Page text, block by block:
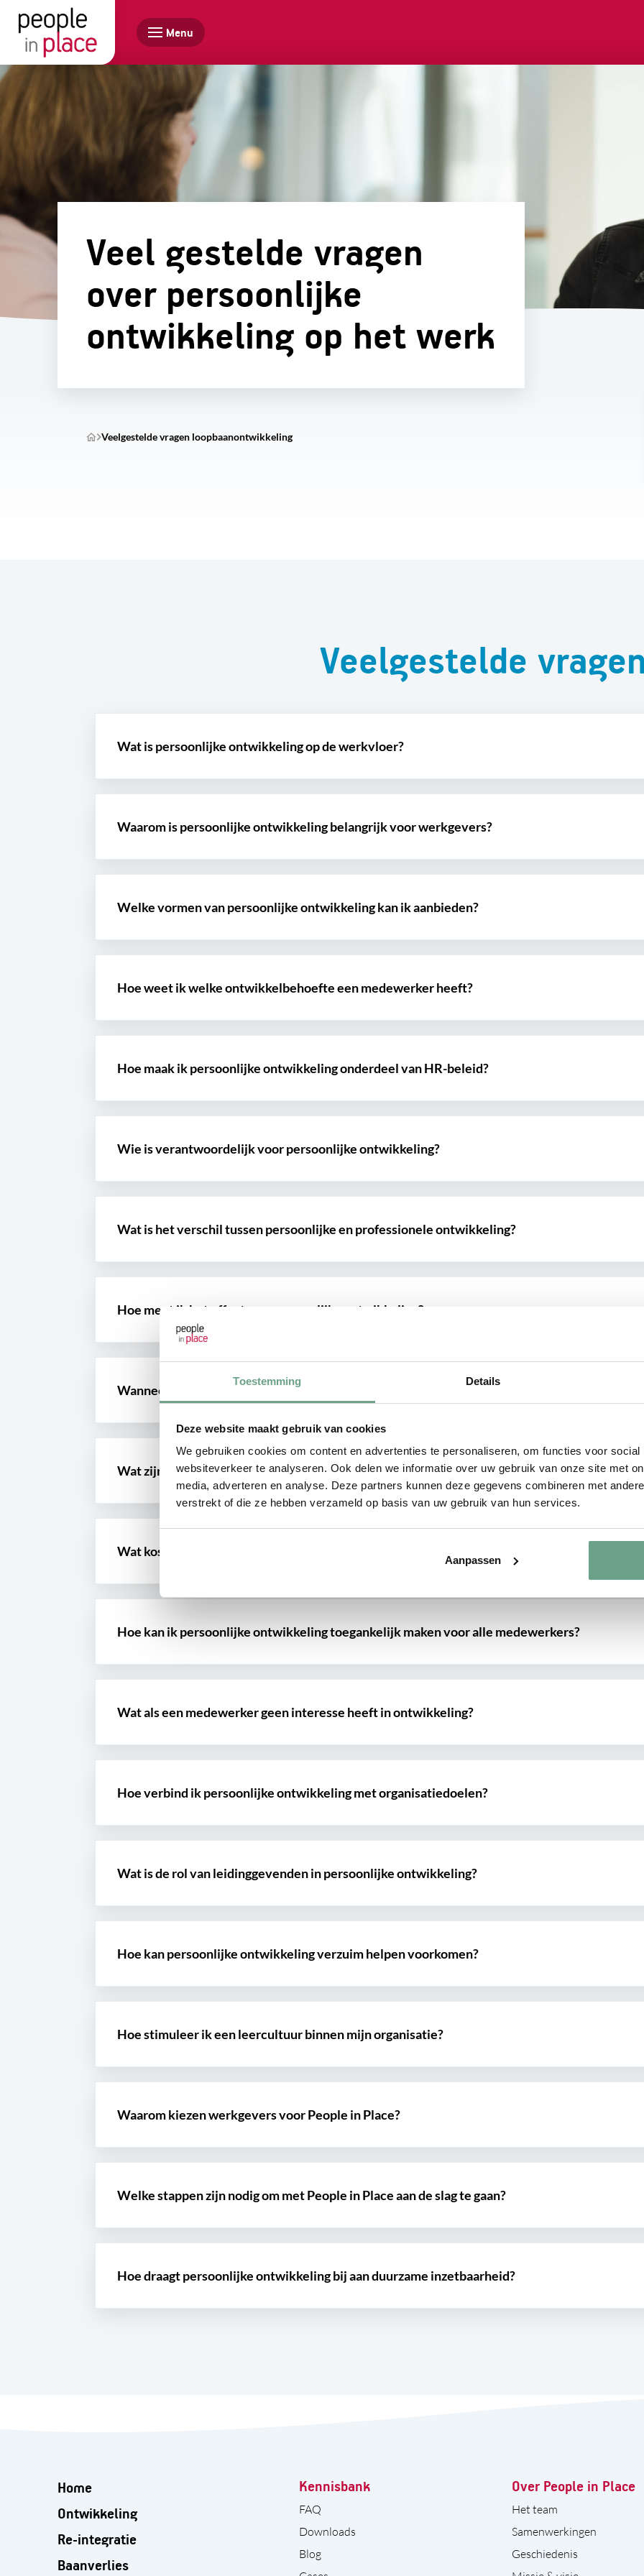
Toestemming Details
Deze website maakt gebruik van cookies
We gebruiken cookies om content en advertenties te personaliseren, om functies voor
websiteverkeer te analyseren. Ook delen we informatie over uw gebruik van onze site met
media, adverteren en analyse. Deze partners kunnen deze gegevens combineren met
verstrekt of die ze hebben verzameld op basis van uw gebruik van hun services.
Aanpassen
Menu
Veel gestelde vragen
over persoonlijke
ontwikkeling op het werk
Veelgestelde vragen loopbaanontwikkeling
Veelgestelde
Wat is persoonlijke ontwikkeling op de werkvloer?
Waarom is persoonlijke ontwikkeling belangrijk voor werkgevers?
Welke vormen van persoonlijke ontwikkeling kan ik aanbieden?
Hoe weet ik welke ontwikkelbehoefte een medewerker heeft?
Hoe maak ik persoonlijke ontwikkeling onderdeel van HR-beleid?
Wie is verantwoordelijk voor persoonlijke ontwikkeling?
Wat is het verschil tussen persoonlijke en professionele ontwikkeling?
Hoe meet ik het effect van persoonlijke ontwikkeling?
Wanneer schakel ik externe begeleiding in?
Wat zijn de voordelen van coaching op de werkvloer?
Wat kost een traject voor persoonlijke ontwikkeling?
Hoe kan ik persoonlijke ontwikkeling toegankelijk maken voor alle medewerkers?
Wat als een medewerker geen interesse heeft in ontwikkeling?
Hoe verbind ik persoonlijke ontwikkeling met organisatiedoelen?
Wat is de rol van leidinggevenden in persoonlijke ontwikkeling?
Hoe kan persoonlijke ontwikkeling verzuim helpen voorkomen?
Hoe stimuleer ik een leercultuur binnen mijn organisatie?
Waarom kiezen werkgevers voor People in Place?
Welke stappen zijn nodig om met People in Place aan de slag te gaan?
Hoe draagt persoonlijke ontwikkeling bij aan duurzame inzetbaarheid?
Home
Ontwikkeling
Re-integratie
Baanverlies
Kennisbank
FAQ
Downloads
Blog
Over People in Place
Het team
Samenwerkingen
Geschiedenis